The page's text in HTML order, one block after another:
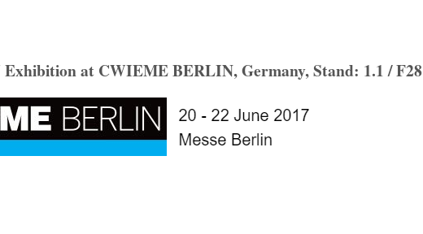
Exhibition at CWIEME BERLIN, Germany, Stand: 1.1 / F28